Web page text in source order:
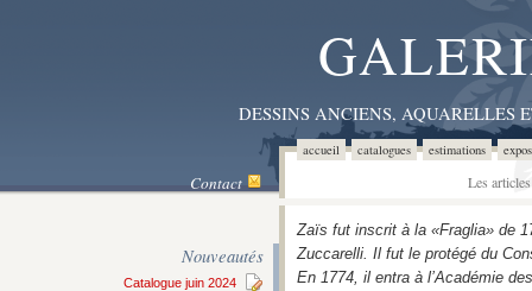
DESSINS ANCIENS,
accueil catalogues estimations
Contact Les
Nouveautés
Catalogue juin 2024
Zaïs fut inscrit à la «Fraglia» de
Zuccarelli. Il fut le protégé du
En 1774, il entra à l’Académie